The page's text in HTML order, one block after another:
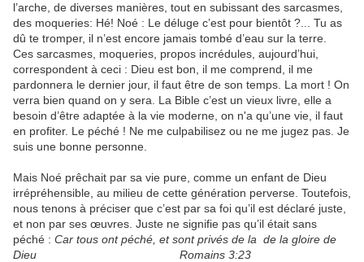
l’arche, de diverses manières, tout en subissant des sarcasmes,
des moqueries: Hé! Noé : Le déluge c’est pour bientôt ?... Tu as
dû te tromper, il n’est encore jamais tombé d’eau sur la terre.
Ces sarcasmes, moqueries, propos incrédules, aujourd’hui,
correspondent à ceci : Dieu est bon, il me comprend, il me
pardonnera le dernier jour, il faut être de son temps. La mort ! On
verra bien quand on y sera. La Bible c’est un vieux livre, elle a
besoin d’être adaptée à la vie moderne, on n'a qu’une vie, il faut
en profiter. Le péché ! Ne me culpabilisez ou ne me jugez pas. Je
suis une bonne personne.
Mais Noé prêchait par sa vie pure, comme un enfant de Dieu
irrépréhensible, au milieu de cette génération perverse. Toutefois,
nous tenons à préciser que c’est par sa foi qu’il est déclaré juste,
et non par ses œuvres. Juste ne signifie pas qu’il était sans
péché : Car tous ont péché, et sont privés de la de la gloire de
Dieu Romains 3:23